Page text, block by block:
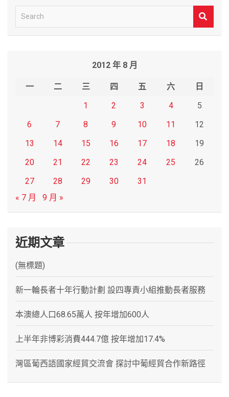
e
2012 年 8 月
一 二 三 四 五 六
日
1
2 3 4
5
6
7 8 9 10 11
12
13
14 15 16 17 18
19
20
21 22 23 24 25
26
27
28 29 30
31
« 7 月
9 月 »
近期文章
(無標題)
新一輪長者十年行動計劃 設四專責小組推動長者服務
本澳總人口68.65萬人 按年增加600人
上半年非博彩消費444.7億 按年增加17.4%
灣區葡西語國家經貿交流會 探討中葡經貿合作新路徑